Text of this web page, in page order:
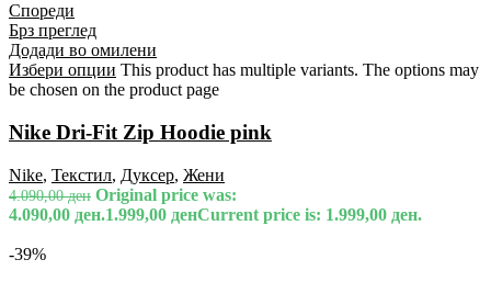
Спореди
Брз преглед
Додади во омилени
Избери опции This product has multiple variants. The options may
be chosen on the product page
Nike Dri-Fit Zip Hoodie pink
Nike, Текстил, Дуксер, Жени
4.090,00ден Original price was:
4.090,00 ден.1.999,00 денCurrent price is: 1.999,00 ден.
-39%